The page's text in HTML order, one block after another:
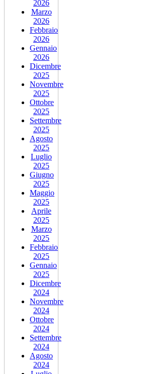
2026
Marzo
2026
Febbraio
2026
Gennaio
2026
Dicembre
2025
Novembre
2025
Ottobre
2025
Settembre
2025
Agosto
2025
Luglio
2025
Giugno
2025
Maggio
2025
Aprile
2025
Marzo
2025
Febbraio
2025
Gennaio
2025
Dicembre
2024
Novembre
2024
Ottobre
2024
Settembre
2024
Agosto
2024